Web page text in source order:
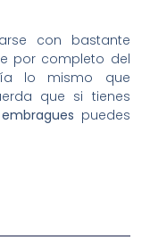
con bastante
por completo del
lo mismo que
que si tienes
puedes